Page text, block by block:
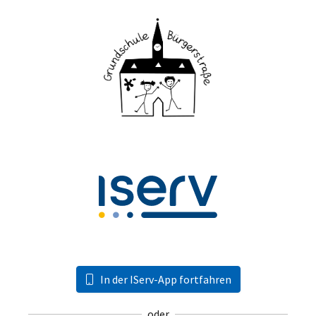
In der IServ-App fortfahren